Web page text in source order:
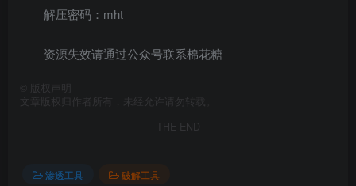
解压密码：mht
资源失效请通过公众号联系棉花糖
版权声明
文章版权归作者所有，未经允许请勿转载。
THE END
渗透工具
破解工具